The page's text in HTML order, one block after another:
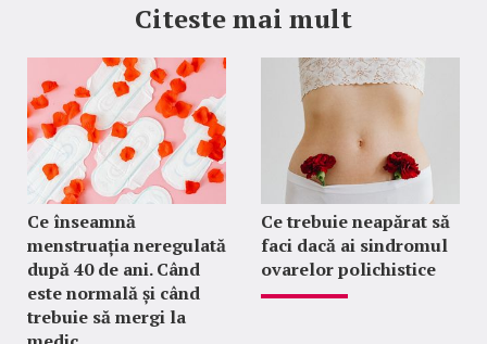
Citeste mai mult
Ce înseamnă
menstruația neregulată
după 40 de ani. Când
este normală și când
trebuie să mergi la
Ce trebuie neapărat să
faci dacă ai sindromul
ovarelor polichistice